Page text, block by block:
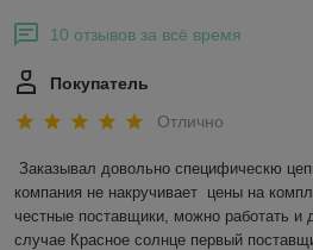
10 отзывов за всё время
Покупатель
Отлично
Заказывал довольно специфическю
компания не накручивает  цены на
честные поставщики, можно работать
случае Красное солнце первый